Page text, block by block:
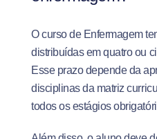
O curso de Enfermagem
distribuídas em quatro ou
Esse prazo depende da
disciplinas da matriz
todos os estágios